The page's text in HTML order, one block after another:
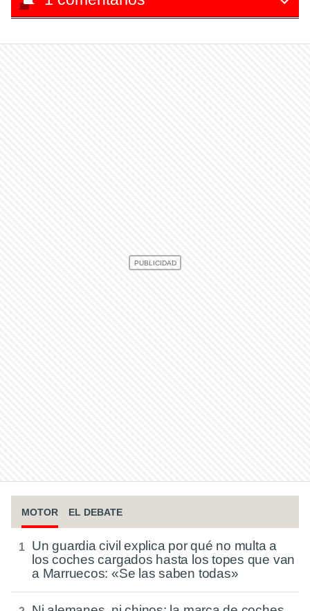
MOTOR EL DEBATE
Un guardia civil explica por qué no multa a
los coches cargados hasta los topes que van
a Marruecos: «Se las saben todas»